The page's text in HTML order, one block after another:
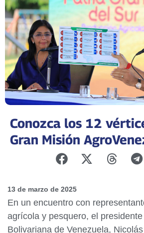
Conozca los 12
Gran Misión
13 de marzo de 2025
En un encuentro con
agrícola y pesquero, el
Bolivariana de Venezuela,